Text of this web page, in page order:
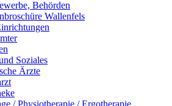
Behörden
Wallenfels
Soziales
Ärzte
/ Physiotherapie / Ergotherapie